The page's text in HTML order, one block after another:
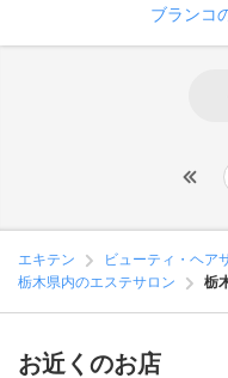
ブランコ
エキテン ビューティ・ヘア
栃木県内のエステサロン
栃
お近くのお店